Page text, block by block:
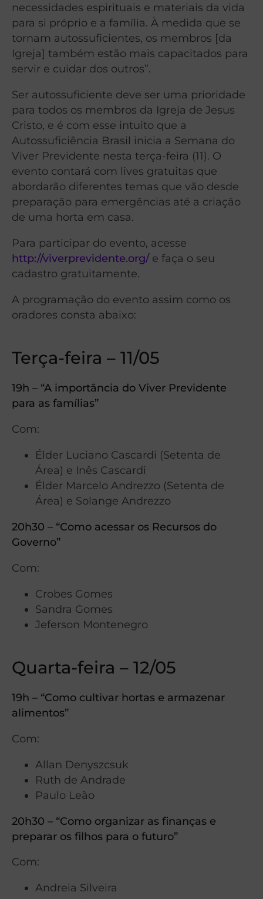
necessidades espirituais e materiais da vida
para si próprio e a família. À medida que se
tornam autossuficientes, os membros [da
Igreja] também estão mais capacitados para
servir e cuidar dos outros”.
Ser autossuficiente deve ser uma prioridade
para todos os membros da Igreja de Jesus
Cristo, e é com esse intuito que a
Autossuficiência Brasil inicia a Semana do
Viver Previdente nesta terça-feira (11). O
evento contará com lives gratuitas que
abordarão diferentes temas que vão desde
preparação para emergências até a criação
de uma horta em casa.
Para participar do evento, acesse
http://viverprevidente.org/e faça o seu
cadastro gratuitamente.
A programação do evento assim como os
oradores consta abaixo:
Terça-feira – 11/05
19h – “A importância do Viver Previdente
para as famílias”
Com:
Élder Luciano Cascardi (Setenta de
Área) e Inês Cascardi
Élder Marcelo Andrezzo (Setenta de
Área) e Solange Andrezzo
20h30 – “Como acessar os Recursos do
Governo”
Com:
Crobes Gomes
Sandra Gomes
Jeferson Montenegro
Quarta-feira – 12/05
19h – “Como cultivar hortas e armazenar
alimentos”
Com:
Allan Denyszcsuk
Ruth de Andrade
Paulo Leão
20h30 – “Como organizar as finanças e
preparar os filhos para o futuro”
Com:
Andreia Silveira